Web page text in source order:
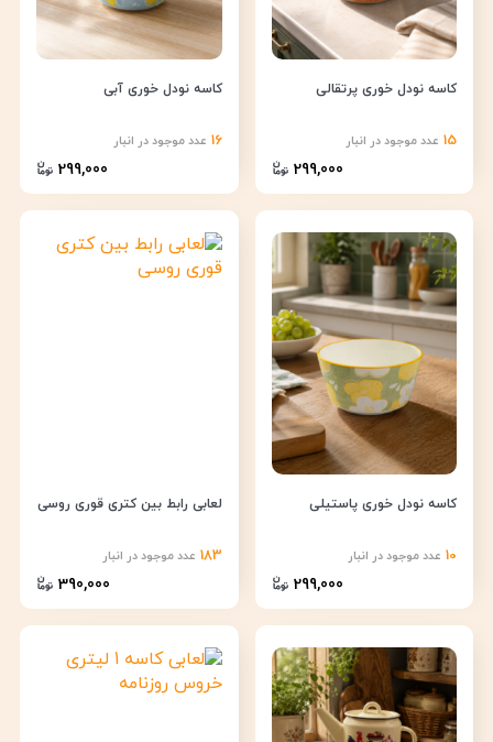
15 عدد موجود در انبار
کاسه نودل خوری پرتقالی
299,000
16 عدد موجود در انبار
کاسه نودل خوری آبی
299,000
10 عدد موجود در انبار
کاسه نودل خوری پاستیلی
299,000
183 عدد موجود در انبار
لعابی رابط بین کتری قوری روسی
390,000